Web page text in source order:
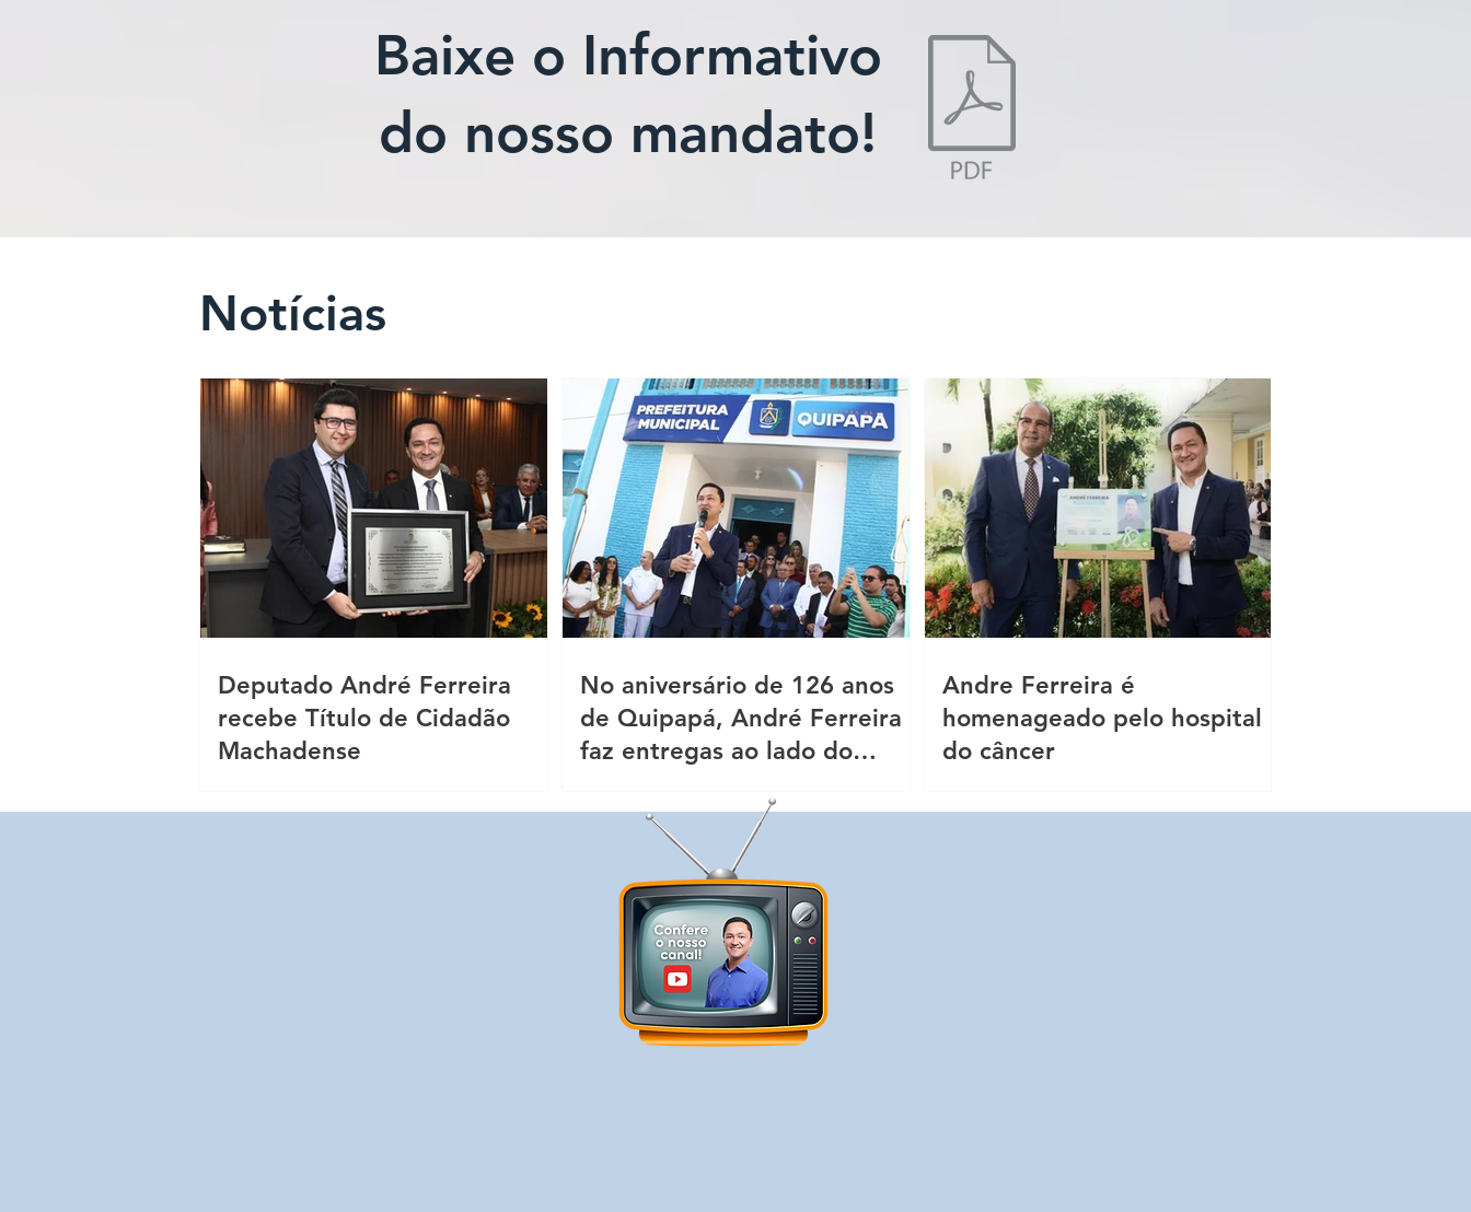
Baixe o Informativo
do nosso mandato!
Notícias
Deputado André Ferreira
recebe Título de Cidadão
Machadense
No aniversário de 126 anos
de Quipapá, André Ferreira
faz entregas ao lado do
Andre Ferreira é
homenageado pelo hospital
do câncer